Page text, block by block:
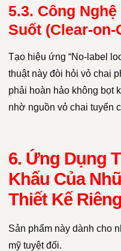
5.3. Công
Suốt (Clear-on-
Tạo hiệu ứng “No-label
thuật này đòi hỏi vỏ chai
phải hoàn hảo không bọt
nhờ nguồn vỏ chai tuyển
6. Ứng Dụng
Khấu Của
Thiết Kế Riêng
Sản phẩm này dành cho
mỹ tuyệt đối.